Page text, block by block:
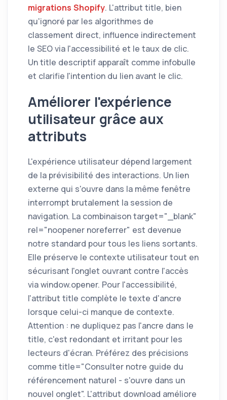
migrations Shopify. L'attribut title, bien
qu'ignoré par les algorithmes de
classement direct, influence indirectement
le SEO via l'accessibilité et le taux de clic.
Un title descriptif apparaît comme infobulle
et clarifie l'intention du lien avant le clic.
Améliorer l'expérience
utilisateur grâce aux
attributs
L'expérience utilisateur dépend largement
de la prévisibilité des interactions. Un lien
externe qui s'ouvre dans la même fenêtre
interrompt brutalement la session de
navigation. La combinaison target="_blank"
rel="noopener noreferrer" est devenue
notre standard pour tous les liens sortants.
Elle préserve le contexte utilisateur tout en
sécurisant l'onglet ouvrant contre l'accès
via window.opener. Pour l'accessibilité,
l'attribut title complète le texte d'ancre
lorsque celui-ci manque de contexte.
Attention : ne dupliquez pas l'ancre dans le
title, c'est redondant et irritant pour les
lecteurs d'écran. Préférez des précisions
comme title="Consulter notre guide du
référencement naturel - s'ouvre dans un
nouvel onglet". L'attribut download améliore